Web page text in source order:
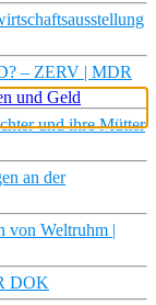
– ZERV | MDR
und ihre Mütter
an der
von Weltruhm |
DOK